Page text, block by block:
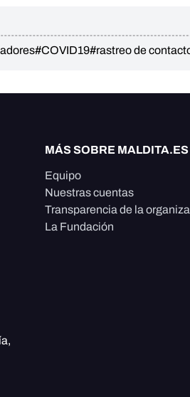
#COVID19#rastreo de
MÁS SOBRE MALDITA.ES
Equipo
Nuestras cuentas
Transparencia de la
La Fundación